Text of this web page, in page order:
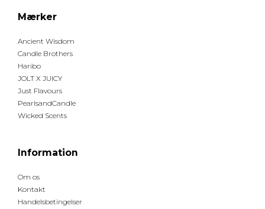
Mærker
Ancient Wisdom
Candle Brothers
Haribo
JOLT X JUICY
Just Flavours
PearlsandCandle
Wicked Scents
Information
Om os
Kontakt
Handelsbetingelser